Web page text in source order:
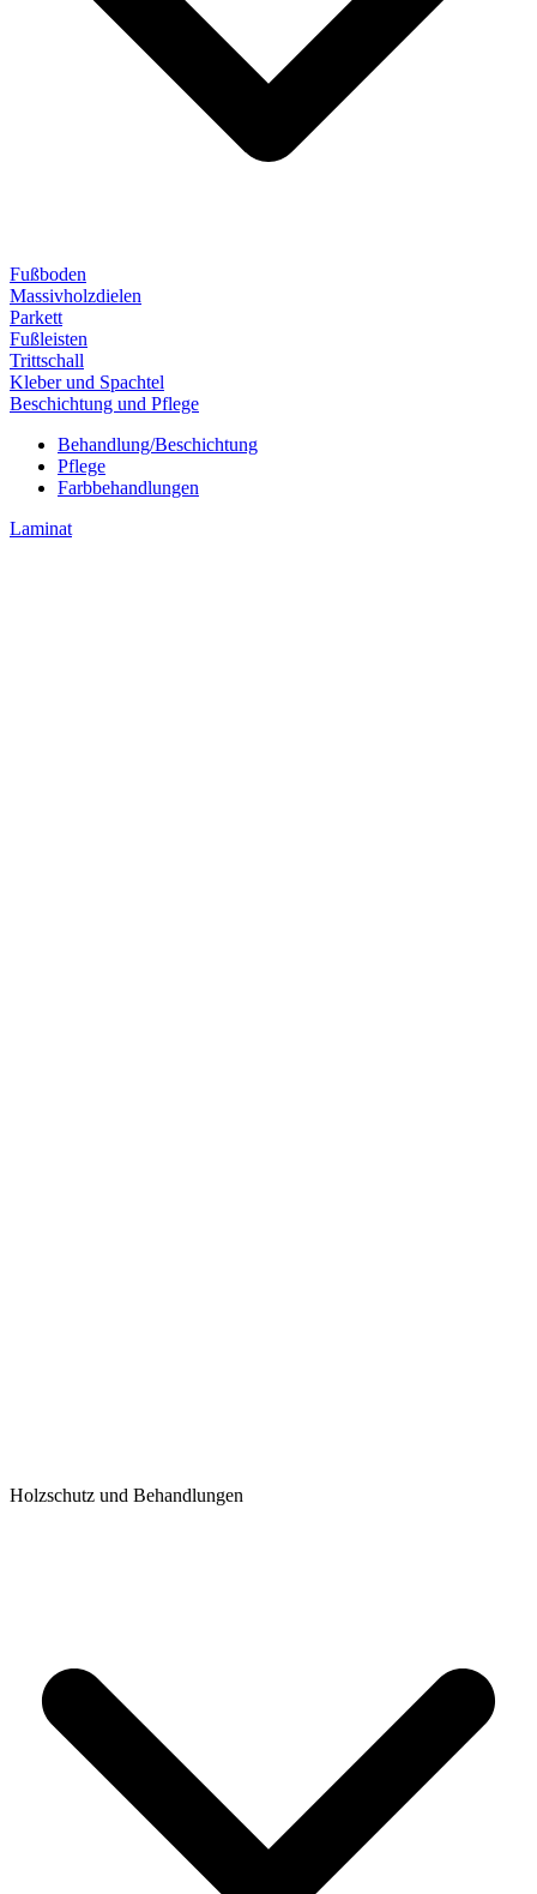
Fußboden
Massivholzdielen
Parkett
Fußleisten
Trittschall
Kleber und Spachtel
Beschichtung und Pflege
Behandlung/Beschichtung
Pflege
Farbbehandlungen
Laminat
Holzschutz und Behandlungen